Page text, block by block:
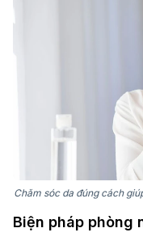
Chăm sóc da đúng cách
Biện pháp phòng